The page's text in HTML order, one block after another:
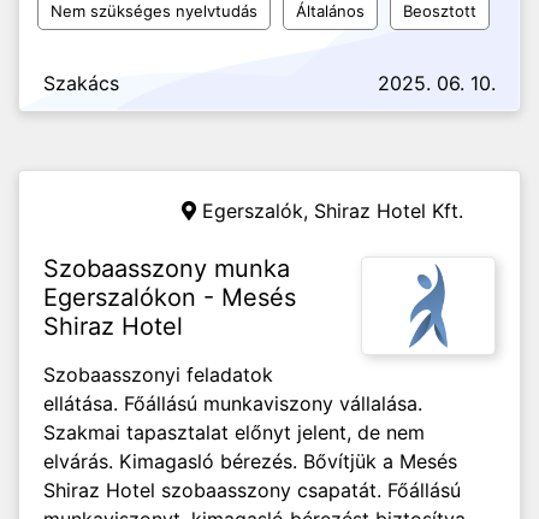
Nem szükséges nyelvtudás Általános Beosztott
Szakács 2025. 06. 10.
Egerszalók, Shiraz Hotel Kft.
Szobaasszony munka
Egerszalókon - Mesés
Shiraz Hotel
Szobaasszonyi feladatok
ellátása. Főállású munkaviszony vállalása.
Szakmai tapasztalat előnyt jelent, de nem
elvárás. Kimagasló bérezés. Bővítjük a Mesés
Shiraz Hotel szobaasszony csapatát. Főállású